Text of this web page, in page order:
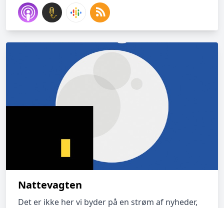
Nattevagten
Det er ikke her vi byder på en strøm af nyheder,